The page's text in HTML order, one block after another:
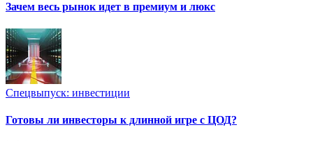
Зачем весь рынок идет в премиум и люкс
Спецвыпуск: инвестиции
Готовы ли инвесторы к длинной игре с ЦОД?